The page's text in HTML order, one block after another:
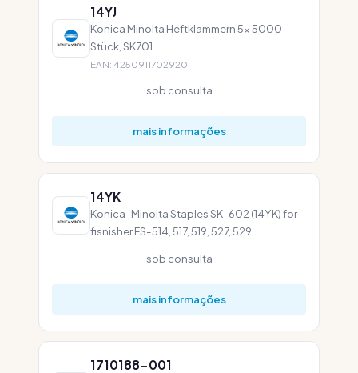
14YJ
Konica Minolta Heftklammern 5x 5000
Stück, SK701
EAN: 4250911702920
sob consulta
mais informações
14YK
Konica-Minolta Staples SK-602 (14YK) for
fisnisher FS-514, 517, 519, 527, 529
sob consulta
mais informações
1710188-001